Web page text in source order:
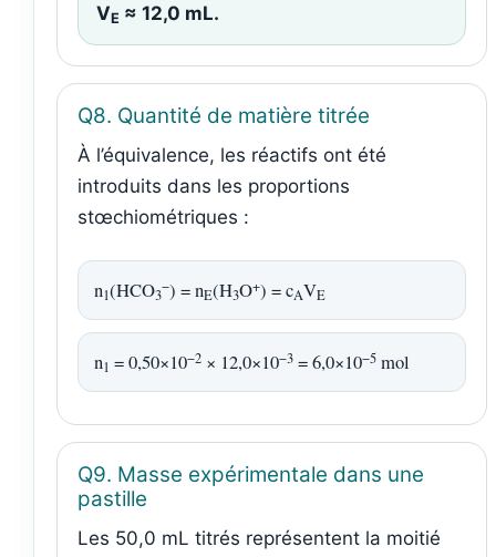
VE ≈ 12,0 mL.
Q8. Quantité de matière titrée
À l’équivalence, les réactifs ont été
introduits dans les proportions
stœchiométriques :
n1(HCO3−) = nE(H3O+) = cAVE
n1 = 0,50×10−2 × 12,0×10−3 = 6,0×10−5 mol
Q9. Masse expérimentale dans une
pastille
Les 50,0 mL titrés représentent la moitié